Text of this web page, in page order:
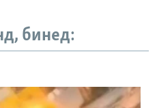
бинед: